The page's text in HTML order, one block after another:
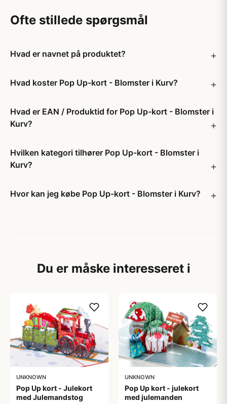
Ofte stillede spørgsmål
Hvad er navnet på produktet?
Hvad koster Pop Up-kort - Blomster i Kurv?
Hvad er EAN / Produktid for Pop Up-kort - Blomster i
Kurv?
Hvilken kategori tilhører Pop Up-kort - Blomster i
Kurv?
Hvor kan jeg købe Pop Up-kort - Blomster i Kurv?
Du er måske interesseret i
UNKNOWN
Pop Up kort - Julekort
med Julemandstog
UNKNOWN
Pop Up kort - julekort
med julemanden